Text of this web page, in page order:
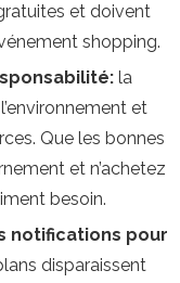
et doivent
shopping.
la
et
Que les bonnes
et n’achetez
besoin.
notifications pour
disparaissent